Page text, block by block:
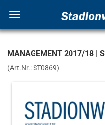
MANAGEMENT 2017/18 |
(Art.Nr.:ST0869)